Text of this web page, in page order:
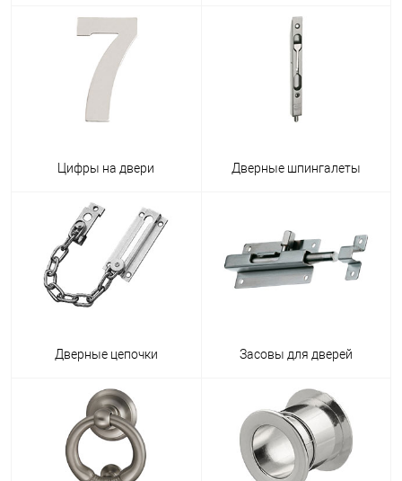
Цифры на двери Дверные шпингалеты
Дверные цепочки Засовы для дверей